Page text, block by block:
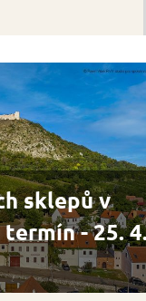
sklepů v
- 25.